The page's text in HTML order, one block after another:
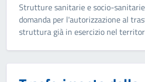
Strutture sanitarie e socio-
domanda per l'autorizzazione al
struttura già in esercizio nel